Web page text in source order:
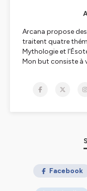
Arcana propose
traitent quatre
Mythologie et
Mon but consiste à
Arcana propose
Les sujets
historique et pour
Facebook